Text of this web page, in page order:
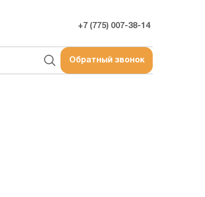
+7 (775) 007-38-14
Обратный звонок